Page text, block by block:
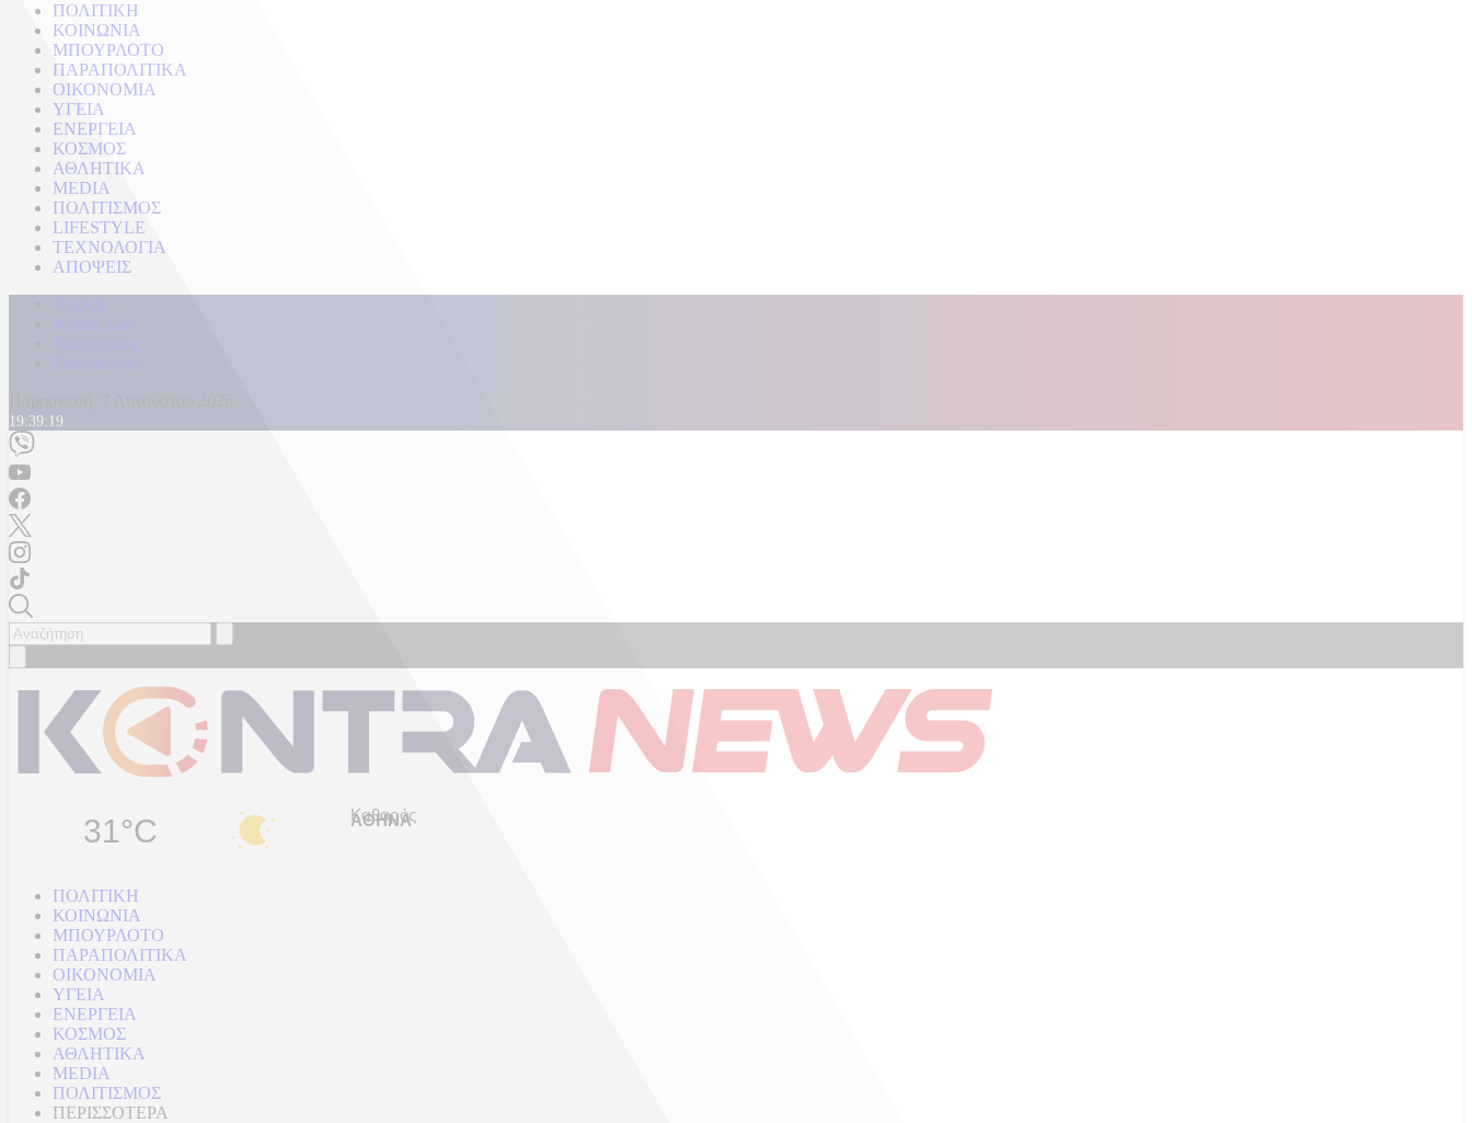
ΠΟΛΙΤΙΚΗ
ΚΟΙΝΩΝΙΑ
ΜΠΟΥΡΛΟΤΟ
ΠΑΡΑΠΟΛΙΤΙΚΑ
ΟΙΚΟΝΟΜΙΑ
ΥΓΕΙΑ
ΕΝΕΡΓΕΙΑ
ΚΟΣΜΟΣ
ΑΘΛΗΤΙΚΑ
MEDIA
ΠΟΛΙΤΙΣΜΟΣ
LIFESTYLE
ΤΕΧΝΟΛΟΓΙΑ
ΑΠΟΨΕΙΣ
Αρχική
Kontra Live
Καταγγελίες
Επικοινωνία
19:39:22
31°C Καθαρός
ΠΟΛΙΤΙΚΗ
ΚΟΙΝΩΝΙΑ
ΜΠΟΥΡΛΟΤΟ
ΠΑΡΑΠΟΛΙΤΙΚΑ
ΟΙΚΟΝΟΜΙΑ
ΥΓΕΙΑ
ΕΝΕΡΓΕΙΑ
ΚΟΣΜΟΣ
ΑΘΛΗΤΙΚΑ
MEDIA
ΠΟΛΙΤΙΣΜΟΣ
ΠΕΡΙΣΣΟΤΕΡΑ